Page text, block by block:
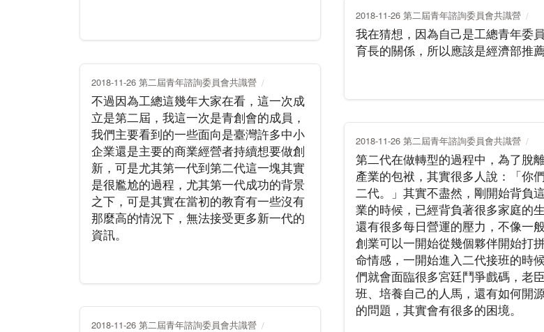
2018-11-26 第二屆青年諮詢委員會共識營
我在猜想，因為自己是工總青年委
育長的關係，所以應該是經濟部推薦
2018-11-26 第二屆青年諮詢委員會共識營
不過因為工總這幾年大家在看，這一次成
立是第二屆，我這一次是青創會的成員，
我們主要看到的一些面向是臺灣許多中小
企業還是主要的商業經營者持續想要做創
新，可是尤其第一代到第二代這一塊其實
是很尷尬的過程，尤其第一代成功的背景
之下，可是其實在當初的教育有一些沒有
那麼高的情況下，無法接受更多新一代的
資訊。
2018-11-26 第二屆青年諮詢委員會共識營
第二代在做轉型的過程中，為了脫
產業的包袱，其實很多人說：「你
二代。」其實不盡然，剛開始背負
業的時候，已經背負著很多家庭的
還有很多每日營運的壓力，不像一
創業可以一開始從幾個夥伴開始打
命情感，一開始進入二代接班的時
們就會面臨很多宮廷鬥爭戲碼，老
班、培養自己的人馬，還有如何開
的問題，其實會有很多的困境。
2018-11-26 第二屆青年諮詢委員會共識營